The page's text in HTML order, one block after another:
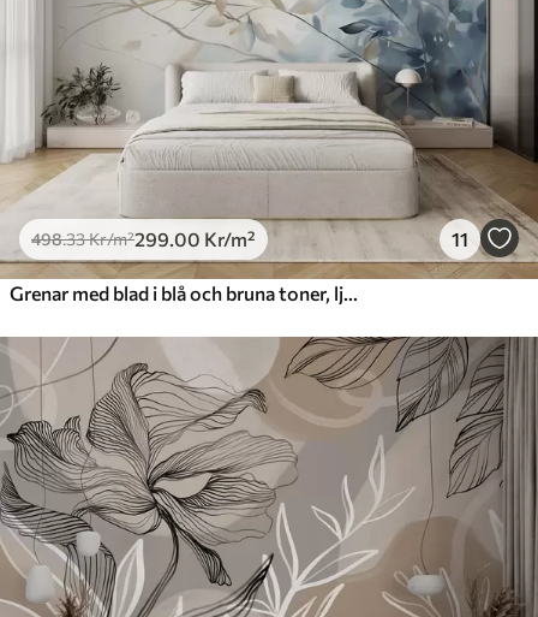
498.33Kr/m²299 .00 Kr/m² 11